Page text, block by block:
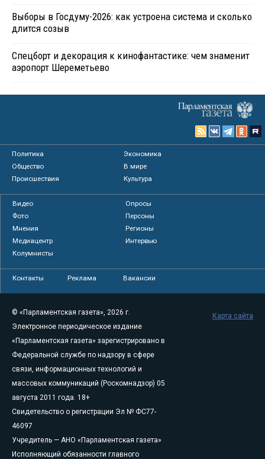
Выборы в Госдуму-2026: как устроена система и сколько
длится созыв
Спецборт и декорация к кинофантастике: чем знаменит
аэропорт Шереметьево
Политика
Экономика
Общество
В мире
Происшествия
Культура
Видео
Опросы
Фото
Персоны
Мнения
Регионы
Медиацентр
Интервью
Колумнисты
Контакты Реклама Вакансии
© «Парламентская газета», 2026 г.
Электронное периодическое издание
«Парламентская газета» зарегистрировано в
Федеральной службе по надзору в сфере
связи, информационных технологий и
массовых коммуникаций (Роскомнадзор) 05
августа 2011 года. 18+
Свидетельство о регистрации Эл № ФС77-
46097
Учредитель — АНО «Парламентская газета»
Исполняющий обязанности главного
Карта сайта